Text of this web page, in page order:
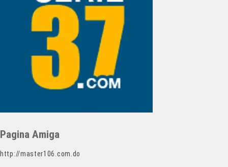
Pagina Amiga
http://master106.com.do